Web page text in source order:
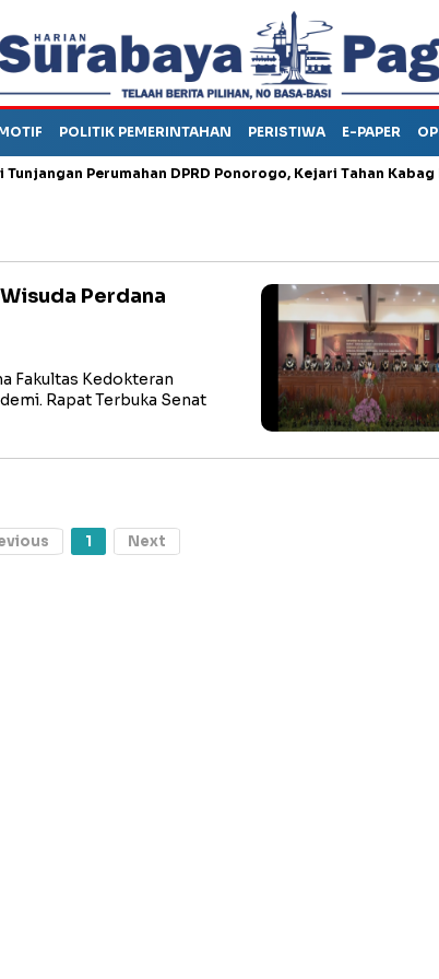
POLITIK PEMERINTAHAN PERISTIWA E-PAPER
Perumahan DPRD Ponorogo, Kejari Tahan Kabag
Perdana
Fakultas Kedokteran
Rapat Terbuka Senat
1 Next